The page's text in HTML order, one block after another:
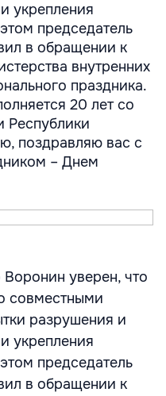
укрепления
председатель
в обращении к
внутренних
праздника.
20 лет со
Республики
поздравляю вас с
– Днем
уверен, что
совместными
разрушения и
укрепления
председатель
в обращении к